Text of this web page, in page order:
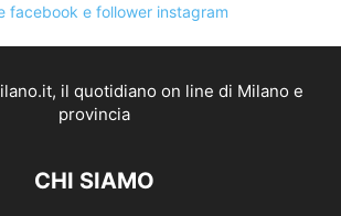
CHI SIAMO